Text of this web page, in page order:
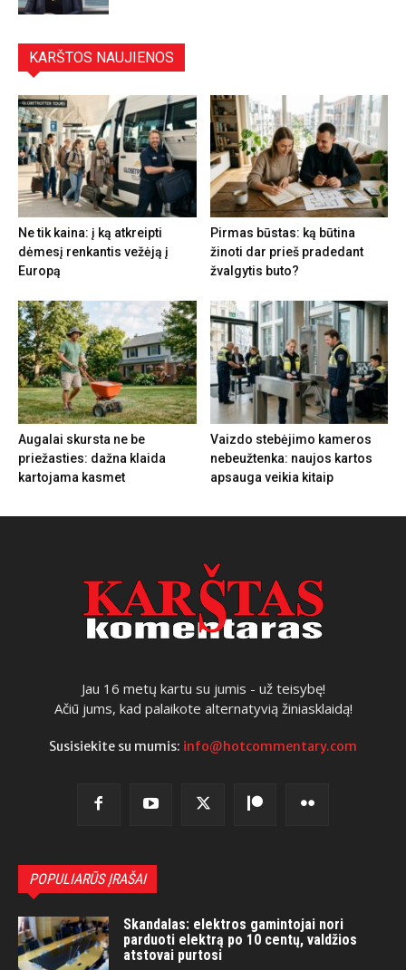
KARŠTOS NAUJIENOS
Ne tik kaina: į ką atkreipti
dėmesį renkantis vežėją į
Europą
Pirmas būstas: ką būtina
žinoti dar prieš pradedant
žvalgytis buto?
Augalai skursta ne be
priežasties: dažna klaida
kartojama kasmet
Vaizdo stebėjimo kameros
nebeužtenka: naujos kartos
apsauga veikia kitaip
Jau 16 metų kartu su jumis - už teisybę!
Ačiū jums, kad palaikote alternatyvią žiniasklaidą!
Susisiekite su mumis: info@hotcommentary.com
POPULIARŪS ĮRAŠAI
Skandalas: elektros gamintojai nori
parduoti elektrą po 10 centų, valdžios
atstovai purtosi